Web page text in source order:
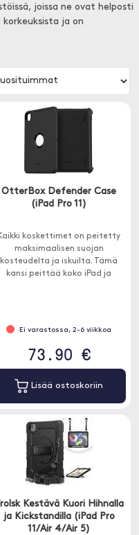
joissa ne ovat helposti
ja on
OtterBox Defender Case
(iPad Pro 11)
koskettimet on peitetty
maksimaalisen suojan
kosteudelta ja iskuilta. Tämä
kansi peittää koko iPad ja
Ei varastossa, 2-6 viikkoa
73.90 €
Lisää ostoskoriin
Kestävä Kuori Hihnalla
ja Kickstandilla (iPad Pro
11/Air 4/Air 5)